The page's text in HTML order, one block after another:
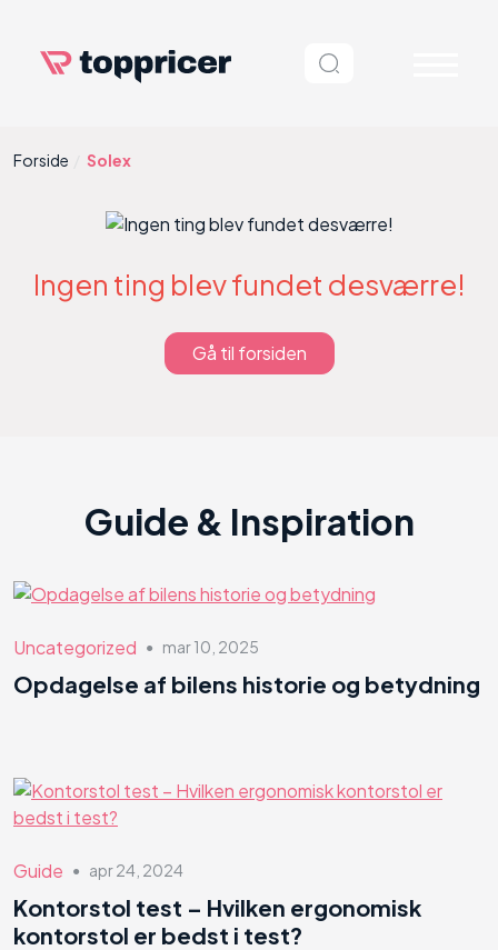
Forside Solex
Ingen ting blev fundet desværre!
Gå til forsiden
Guide & Inspiration
Uncategorized ● mar 10, 2025
Opdagelse af bilens historie og betydning
Guide ● apr 24, 2024
Kontorstol test – Hvilken ergonomisk
kontorstol er bedst i test?